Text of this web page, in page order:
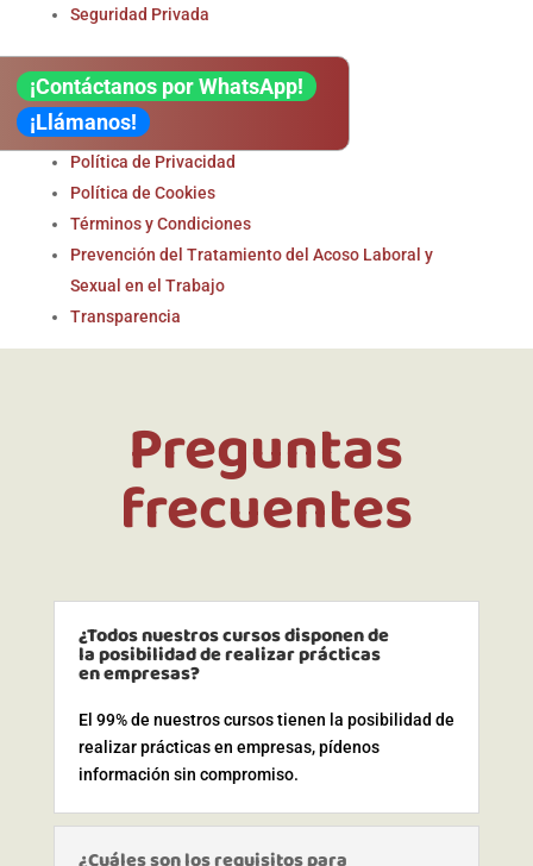
Seguridad Privada
Legal
Aviso Legal
Política de Privacidad
Política de Cookies
Términos y Condiciones
Prevención del Tratamiento del Acoso Laboral y
Sexual en el Trabajo
Transparencia
Preguntas
frecuentes
¿Todos nuestros cursos disponen de
la posibilidad de realizar prácticas
en empresas?
El 99% de nuestros cursos tienen la posibilidad de
realizar prácticas en empresas, pídenos
información sin compromiso.
¿Cuáles son los requisitos para
¡Contáctanos por WhatsApp!
¡Llámanos!